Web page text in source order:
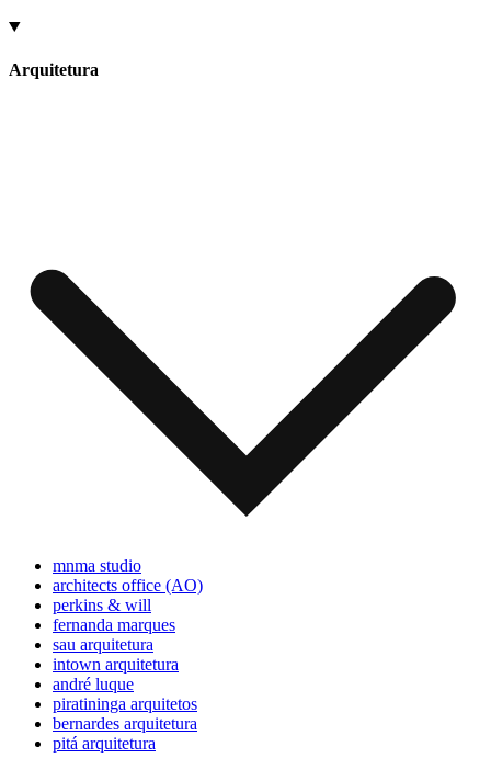
Arquitetura
mnma studio
architects office (AO)
perkins & will
fernanda marques
sau arquitetura
intown arquitetura
andré luque
piratininga arquitetos
bernardes arquitetura
pitá arquitetura